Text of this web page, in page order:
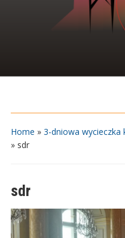
Home » 3-dniowa wycieczka
» sdr
sdr